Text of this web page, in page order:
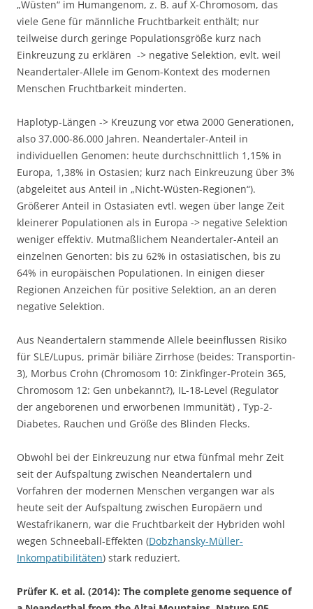
„Wüsten“ im Humangenom, z. B. auf X-Chromosom, das
viele Gene für männliche Fruchtbarkeit enthält; nur
teilweise durch geringe Populationsgröße kurz nach
Einkreuzung zu erklären -> negative Selektion, evlt. weil
Neandertaler-Allele im Genom-Kontext des modernen
Menschen Fruchtbarkeit minderten.
Haplotyp-Längen -> Kreuzung vor etwa 2000 Generationen,
also 37.000-86.000 Jahren. Neandertaler-Anteil in
individuellen Genomen: heute durchschnittlich 1,15% in
Europa, 1,38% in Ostasien; kurz nach Einkreuzung über 3%
(abgeleitet aus Anteil in „Nicht-Wüsten-Regionen“).
Größerer Anteil in Ostasiaten evtl. wegen über lange Zeit
kleinerer Populationen als in Europa -> negative Selektion
weniger effektiv. Mutmaßlichem Neandertaler-Anteil an
einzelnen Genorten: bis zu 62% in ostasiatischen, bis zu
64% in europäischen Populationen. In einigen dieser
Regionen Anzeichen für positive Selektion, an an deren
negative Selektion.
Aus Neandertalern stammende Allele beeinflussen Risiko
für SLE/Lupus, primär biliäre Zirrhose (beides: Transportin-
3), Morbus Crohn (Chromosom 10: Zinkfinger-Protein 365,
Chromosom 12: Gen unbekannt?), IL-18-Level (Regulator
der angeborenen und erworbenen Immunität) , Typ-2-
Diabetes, Rauchen und Größe des Blinden Flecks.
Obwohl bei der Einkreuzung nur etwa fünfmal mehr Zeit
seit der Aufspaltung zwischen Neandertalern und
Vorfahren der modernen Menschen vergangen war als
heute seit der Aufspaltung zwischen Europäern und
Westafrikanern, war die Fruchtbarkeit der Hybriden wohl
wegen Schneeball-Effekten (Dobzhansky-Müller-
Inkompatibilitäten) stark reduziert.
Prüfer K. et al. (2014): The complete genome sequence of